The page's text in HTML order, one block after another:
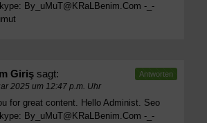
By_uMuT@KRaLBenim.Com -_-
Giriş sagt:
2025 um 12:47 p.m. Uhr
for great content. Hello Administ. Seo
By_uMuT@KRaLBenim.Com -_-
Antworten